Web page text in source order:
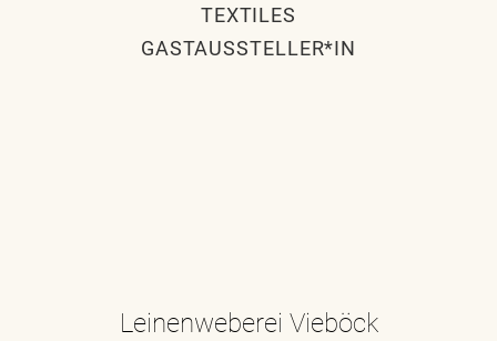
TEXTILES
GASTAUSSTELLER*IN
Leinenweberei Vieböck